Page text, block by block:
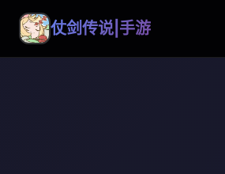
仗剑传说|手游